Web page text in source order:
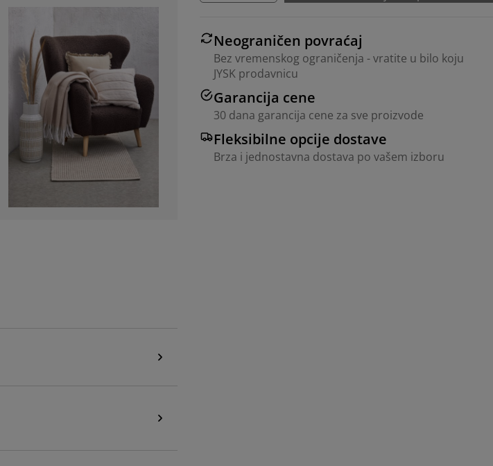
Neograničen povraćaj
Bez vremenskog ograničenja - vratite u bilo koju
JYSK prodavnicu
Garancija cene
30 dana garancija cene za sve proizvode
Fleksibilne opcije dostave
Brza i jednostavna dostava po vašem izboru